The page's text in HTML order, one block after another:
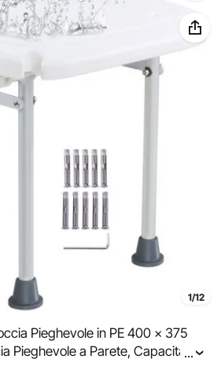
1/12
Pieghevole in PE 400 x 375
Pieghevole a Parete, Capacità di
da Doccia Pieghevole Salva
...